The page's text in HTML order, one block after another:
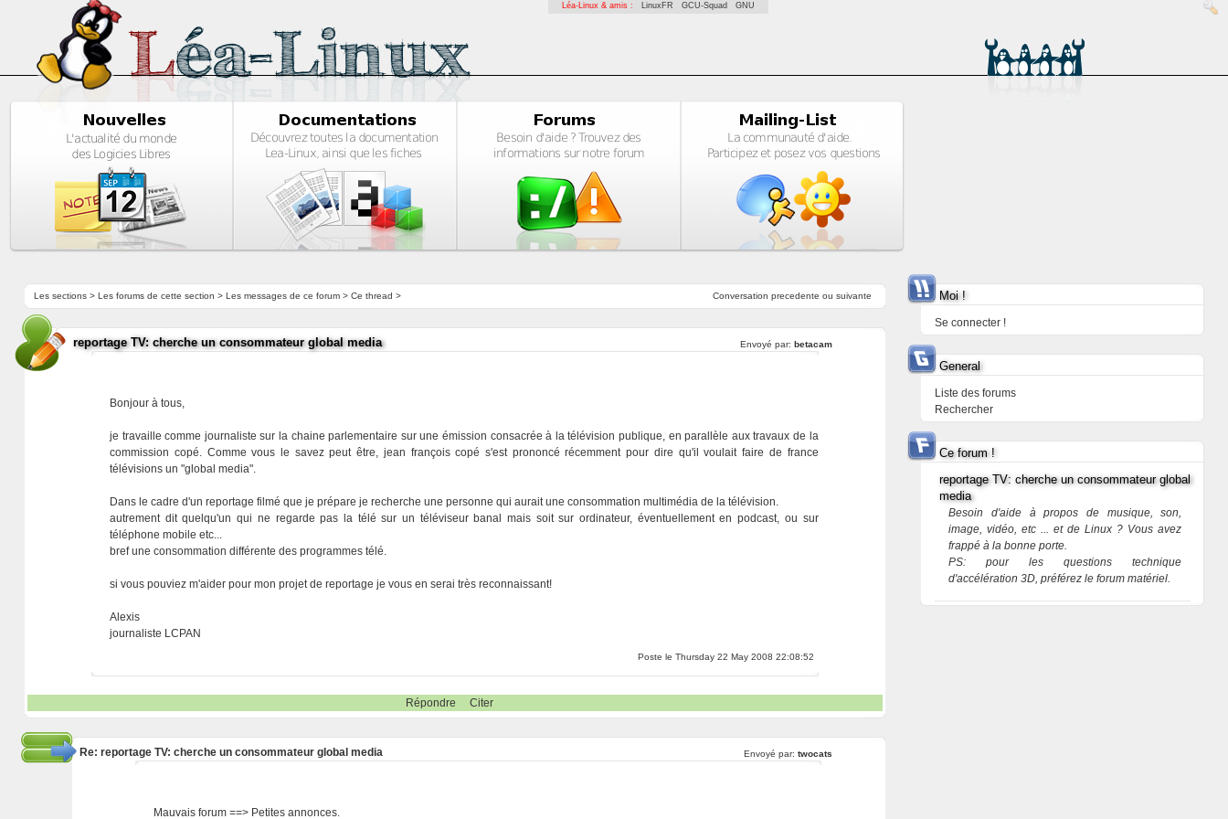
Léa-Linux & amis : LinuxFR GCU-Squad GNU
Conversation precedente ou suivante
Les sections> Les forums de cette section > Les messages de ce forum> Ce thread >
reportage TV: cherche un consommateur global media Envoyé par: betacam
Bonjour à tous,
je travaille comme journaliste sur la chaine parlementaire sur une émission consacrée à la télévision publique, en parallèle aux travaux de la
commission copé. Comme vous le savez peut être, jean françois copé s'est prononcé récemment pour dire qu'il voulait faire de france
télévisions un "global media".
Dans le cadre d'un reportage filmé que je prépare je recherche une personne qui aurait une consommation multimédia de la télévision.
autrement dit quelqu'un qui ne regarde pas la télé sur un téléviseur banal mais soit sur ordinateur, éventuellement en podcast, ou sur
téléphone mobile etc...
bref une consommation différente des programmes télé.
si vous pouviez m'aider pour mon projet de reportage je vous en serai très reconnaissant!
Alexis
journaliste LCPAN
Poste le Thursday 22 May 2008 22:08:52
Répondre Citer
Re: reportage TV: cherche un consommateur global media Envoyé par: twocats
Mauvais forum ==> Petites annonces.
Moi !
Se connecter !
General
Liste des forums
Rechercher
Ce forum !
reportage TV: cherche un consommateur global
media
Besoin d'aide à propos de musique, son,
image, vidéo, etc ... et de Linux ? Vous avez
frappé à la bonne porte.
PS: pour les questions technique
d'accélération 3D, préférez le forum matériel.